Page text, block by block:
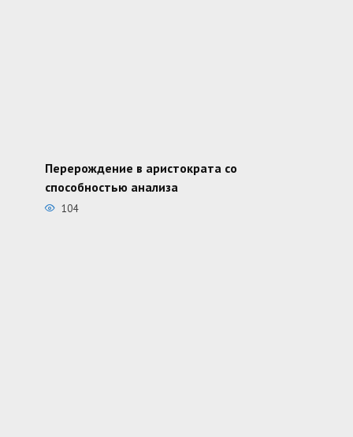
Перерождение в аристократа со
способностью анализа
104